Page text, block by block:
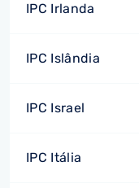
IPC Irlanda
IPC Islândia
IPC Israel
IPC Itália